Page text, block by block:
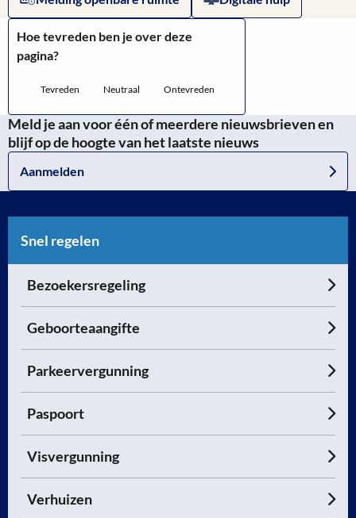
Hoe tevreden ben je over deze
pagina?
Tevreden Neutraal Ontevreden
Meld je aan voor één of meerdere nieuwsbrieven en
blijf op de hoogte van het laatste nieuws
Aanmelden
Snel regelen
Bezoekersregeling
Geboorteaangifte
Parkeervergunning
Paspoort
Visvergunning
Verhuizen